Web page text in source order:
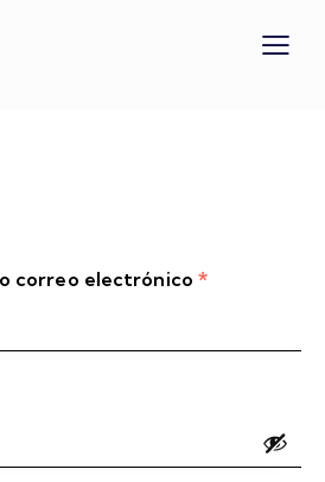
correo electrónico *